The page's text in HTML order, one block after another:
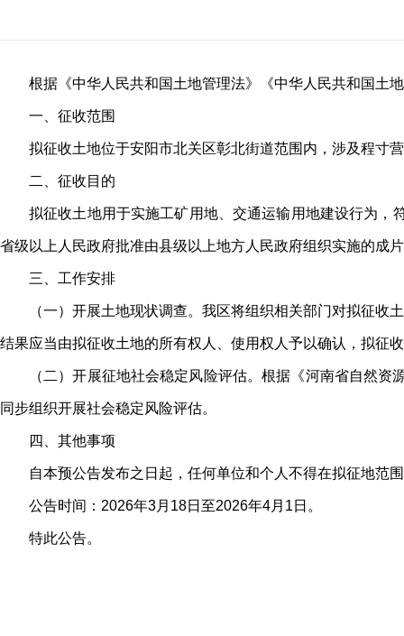
根据《中华人民共和国土地管理法》《中华人民共和国土
一、征收范围
拟征收土地位于安阳市北关区彰北街道范围内，涉及程寸
二、征收目的
拟征收土地用于实施工矿用地、交通运输用地建设行为，
省级以上人民政府批准由县级以上地方人民政府组织实施的成
三、工作安排
（一）开展土地现状调查。我区将组织相关部门对拟征
结果应当由拟征收土地的所有权人、使用权人予以确认，拟征
（二）开展征地社会稳定风险评估。根据《河南省自然
同步组织开展社会稳定风险评估。
四、其他事项
自本预公告发布之日起，任何单位和个人不得在拟征地范
公告时间：2026年3月18日至2026年4月1日。
特此公告。